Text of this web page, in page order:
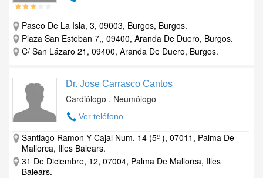
Paseo De La Isla, 3, 09003, Burgos, Burgos.
Plaza San Esteban 7,, 09400, Aranda De Duero, Burgos.
C/ San Lázaro 21, 09400, Aranda De Duero, Burgos.
Dr. Jose Carrasco Cantos
Cardiólogo , Neumólogo
Ver teléfono
Santiago Ramon Y Cajal Num. 14 (5º ), 07011, Palma De
Mallorca, Illes Balears.
31 De Diciembre, 12, 07004, Palma De Mallorca, Illes
Balears.